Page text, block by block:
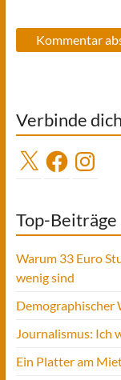
Verbinde
X FacebookInstagram
Top-Beiträge
Warum 33 Euro
wenig sind
Demographischer
Journalismus: Ich
Ein Platter am